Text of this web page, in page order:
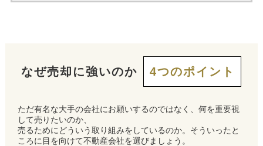
なぜ売却に強いのか 4つのポイント
ただ有名な大手の会社にお願いするのではなく、何を重要視
して売りたいのか、
売るためにどういう取り組みをしているのか。そういったと
ころに目を向けて不動産会社を選びましょう。